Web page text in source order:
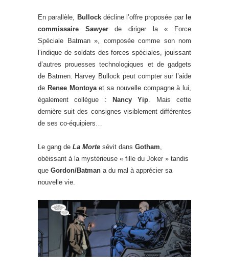
En parallèle, Bullockdécline l’offre proposée par le
commissaire Sawyerde diriger la « Force
Spéciale Batman », composée comme son nom
l’indique de soldats des forces spéciales, jouissant
d’autres prouesses technologiques et de gadgets
de Batmen. Harvey Bullock peut compter sur l’aide
de Renee Montoyaet sa nouvelle compagne à lui,
également collègue :
Nancy Yip. Mais cette
dernière suit des consignes visiblement différentes
de ses co-équipiers…
Le gang de La Morte sévit dans Gotham,
obéissant à la mystérieuse « fille du Joker » tandis
que Gordon/Batman a du mal à apprécier sa
nouvelle vie.